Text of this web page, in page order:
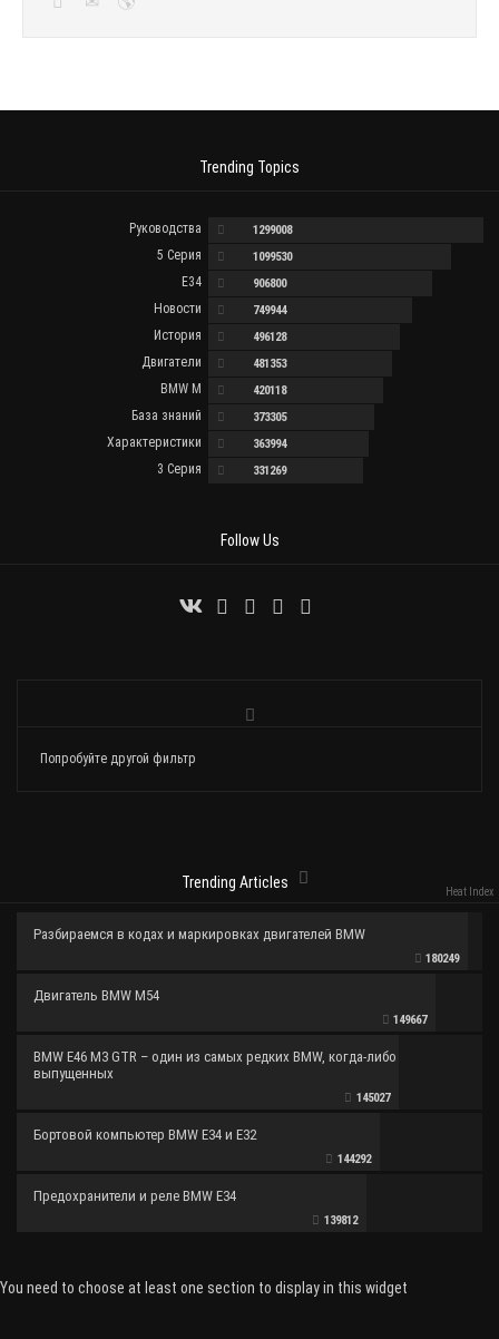
Trending Topics
Руководства 1299008
5 Серия 1099530
E34 906800
Новости 749944
История 496128
Двигатели 481353
BMW M 420118
База знаний 373305
Характеристики 363994
3 Серия 331269
Follow Us
Попробуйте другой фильтр
Trending Articles
Heat Index
Разбираемся в кодах и маркировках двигателей BMW
180249
Двигатель BMW M54
149667
BMW E46 M3 GTR – один из самых редких BMW, когда-либо
выпущенных
145027
Бортовой компьютер BMW E34 и E32
144292
Предохранители и реле BMW E34
139812
You need to choose at least one section to display in this widget